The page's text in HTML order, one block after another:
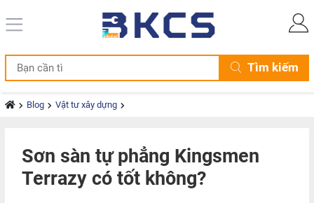
Tìm kiếm
Blog Vật tư xây dựng
Sơn sàn tự phẳng Kingsmen
Terrazy có tốt không?